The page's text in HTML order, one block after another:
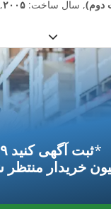
, سال ساخت: ۲۰۰۵
اکنون از ‎€۴٫۴۹ ثبت آگهی کنید*
خریدار منتظر